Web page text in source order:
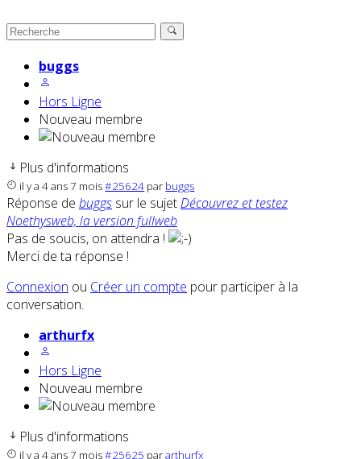
buggs
Hors Ligne
Nouveau membre
Plus d'informations
il y a 4 ans 7 mois#25624 par buggs
Réponse de buggs sur le sujetDécouvrez et testez
Noethysweb, la version fullweb
Pas de soucis, on attendra !
Merci de ta réponse !
Connexion ou Créer un compte pour participer à la
conversation.
arthurfx
Hors Ligne
Nouveau membre
Plus d'informations
il y a 4 ans 7 mois#25625 pararthurfx